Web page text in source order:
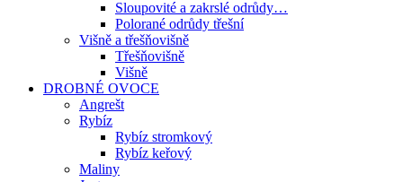
Sloupovité a zakrslé odrůdy…
Polorané odrůdy třešní
Višně a třešňovišně
Třešňovišně
Višně
DROBNÉ OVOCE
Angrešt
Rybíz
Rybíz stromkový
Rybíz keřový
Maliny